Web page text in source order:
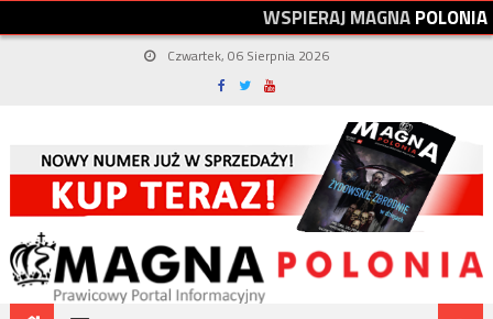
WSPIERAJMAGNAPOLONIA
Czwartek, 06 Sierpnia 2026